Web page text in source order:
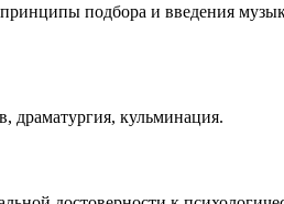
подбора и введения
драматургия, кульминация.